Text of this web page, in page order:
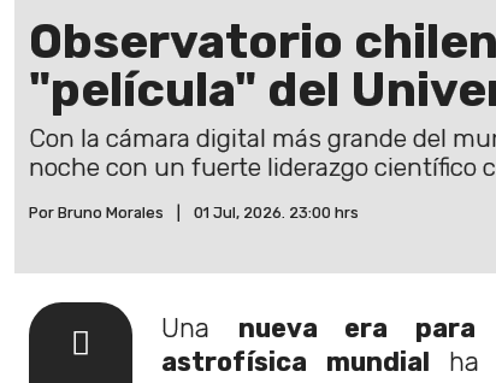
Observatorio
"película" del
Con la cámara digital más grande del
noche con un fuerte liderazgo científico
Por Bruno Morales 01 Jul, 2026. 23:00 hrs
Una nueva era
astrofísica mundial ha